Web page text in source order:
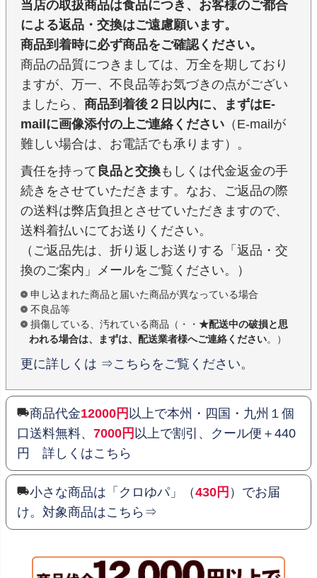
当店の取扱商品は食品につき、お客様のご都合
による返品・交換はご遠慮願います。
商品到着時に必ず商品をご確認ください。
商品の品質につきましては、万全を期しており
ますが、万一、不良品等お気づきの点がござい
ましたら、 商品到着後２日以内に、まずはE-
mailに画像添付の上ご連絡ください （E-mailが
難しい場合は、お電話でも承ります）。
責任を持って 良品と交換もしくは代金返金の手
続きをさせていただきます。なお、ご返品の際
の送料は弊店負担とさせていただきますので、
送料着払いにてお送りください。
（ご返品先は、折り返しお送りする「返品・交
換のご案内」メールをご覧ください。）
申し込まれた商品と届いた商品が異なっている場合
不良品等
損傷している、汚れている商品（・・ ★配送中の破損と思
われる場合は、まずは、配送業者様へご連絡ください。）
更に詳しくは ⇒こちらをご覧ください。
商品代金12000円 以上で本州・四国・九州１個
口送料無料、 7000円 以上で割引、クール便＋440
円 詳しくはこちら
小さな商品は「クロゆパ」（430円 ）でお届
け。対象商品はこちら⇒